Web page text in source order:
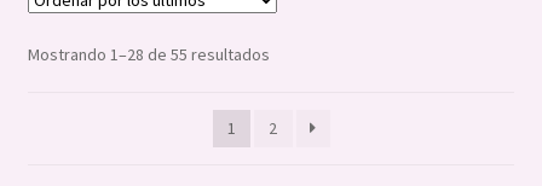
Mostrando 1–28 de 55 resultadosOrdenado
últimos
1 2